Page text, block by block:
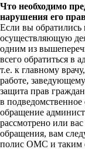
Что необходимо
нарушения его
Если вы
осуществляющую
одним из
всего обратиться в
т.е. к главному
работе,
защита прав
в
обращение
рассмотрено или вас
обращения, вам
полис ОМС и таким